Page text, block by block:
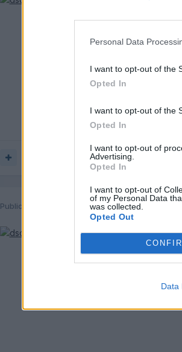
Personal Data
I want to opt-out of the
Opted In
I want to opt-out of the
Opted In
I want to opt-out of
Advertising.
Opted In
I want to opt-out of
of my Personal Data
was collected.
Opted Out
Data
Publicado 26 de Febrero del 2005